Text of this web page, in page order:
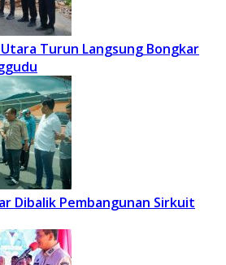
Turun Langsung Bongkar
Dibalik Pembangunan Sirkuit